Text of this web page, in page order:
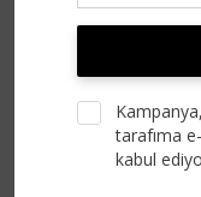
tarafıma
kabul
konforunu
havanın
bir nemlilik ve
ve üstün bir